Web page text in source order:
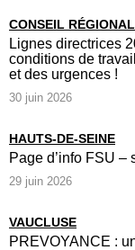
CONSEIL
Lignes directrices
conditions de
et des urgences !
30 juin 2026
HAUTS-DE-SEINE
Page d’info FSU –
29 juin 2026
VAUCLUSE
PREVOYANCE :